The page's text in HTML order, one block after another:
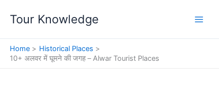
Tour Knowledge
Home
Historical Places
10+ अलवर में घूमने की जगह – Alwar Tourist Places